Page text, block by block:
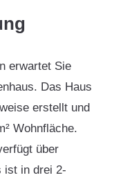
erwartet Sie
Das Haus
erstellt und
Wohnfläche.
über
ist in drei 2-